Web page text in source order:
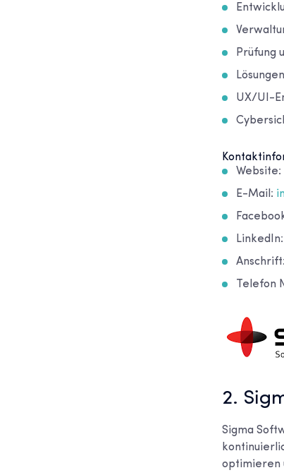
Prüfung
UX/UI-
Website:
E-Mail:
LinkedIn:
Telefon
2.
Sigma
optimieren